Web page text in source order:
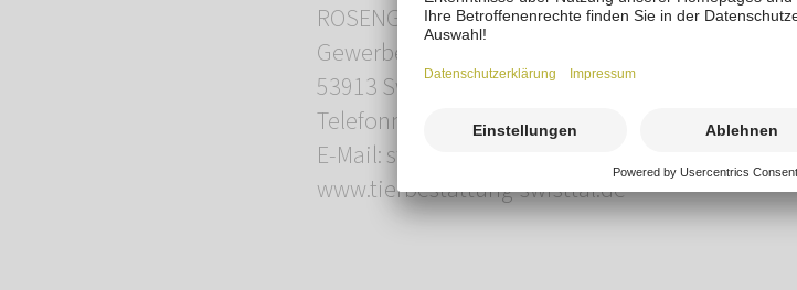
ROSENGARTEN-Tierbestattung Swisttal
Gewerbepark Odendorf 8
53913 Swisttal
Telefonnummer: 02255 958 335 6
E-Mail: swisttal@mein-rosengarten.de
www.tierbestattung-swisttal.de